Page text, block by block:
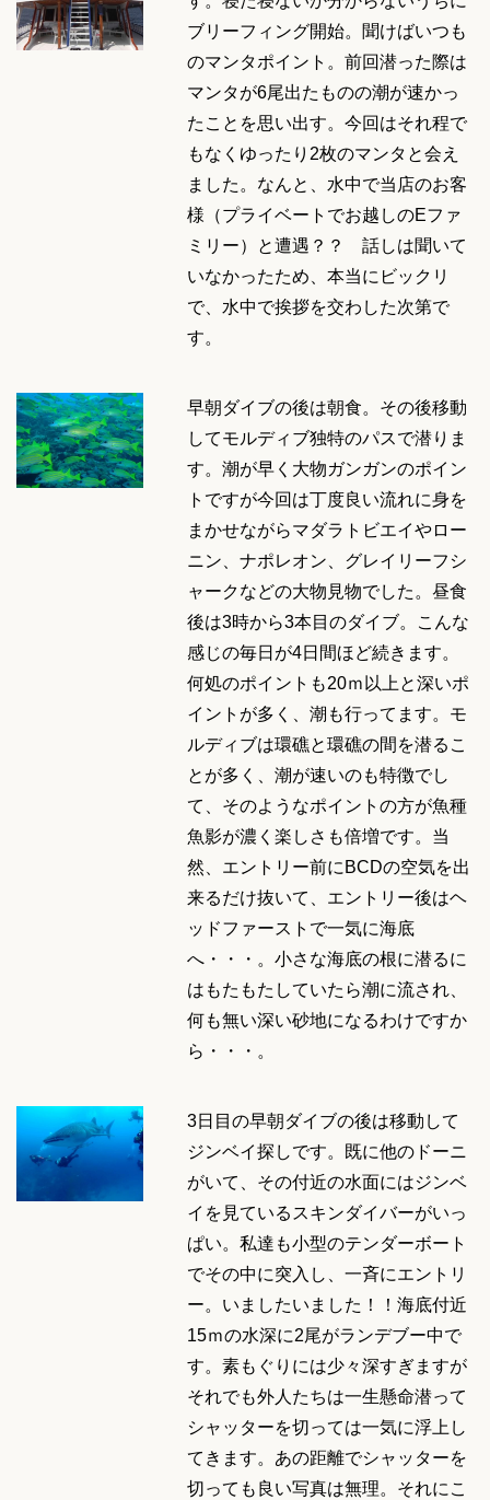
ブリーフィング開始。聞けばいつも
のマンタポイント。前回潜った際は
マンタが6尾出たものの潮が速かっ
たことを思い出す。今回はそれ程で
もなくゆったり2枚のマンタと会え
ました。なんと、水中で当店のお客
様（プライベートでお越しのEファ
ミリー）と遭遇？？ 話しは聞いて
いなかったため、本当にビックリ
で、水中で挨拶を交わした次第で
す。
早朝ダイブの後は朝食。その後移動
してモルディブ独特のパスで潜りま
す。潮が早く大物ガンガンのポイン
トですが今回は丁度良い流れに身を
まかせながらマダラトビエイやロー
ニン、ナポレオン、グレイリーフシ
ャークなどの大物見物でした。昼食
後は3時から3本目のダイブ。こんな
感じの毎日が4日間ほど続きます。
何処のポイントも20ｍ以上と深いポ
イントが多く、潮も行ってます。モ
ルディブは環礁と環礁の間を潜るこ
とが多く、潮が速いのも特徴でし
て、そのようなポイントの方が魚種
魚影が濃く楽しさも倍増です。当
然、エントリー前にBCDの空気を出
来るだけ抜いて、エントリー後はヘ
ッドファーストで一気に海底
へ・・・。小さな海底の根に潜るに
はもたもたしていたら潮に流され、
何も無い深い砂地になるわけですか
ら・・・。
3日目の早朝ダイブの後は移動して
ジンベイ探しです。既に他のドーニ
がいて、その付近の水面にはジンベ
イを見ているスキンダイバーがいっ
ぱい。私達も小型のテンダーボート
でその中に突入し、一斉にエントリ
ー。いましたいました！！海底付近
15ｍの水深に2尾がランデブー中で
す。素もぐりには少々深すぎますが
それでも外人たちは一生懸命潜って
シャッターを切っては一気に浮上し
てきます。あの距離でシャッターを
切っても良い写真は無理。それにこ